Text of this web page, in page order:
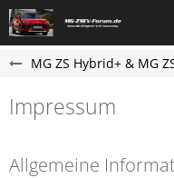
MG ZS Hybrid+ & MG
Impressum
Allgemeine